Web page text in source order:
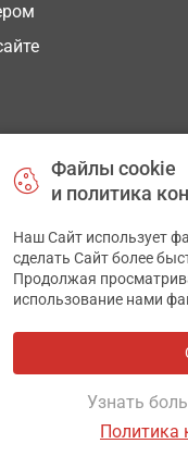
Файлы cookie
и политика
Наш Сайт использует
сделать Сайт более
Продолжая
использование нами
Узнать
Политика